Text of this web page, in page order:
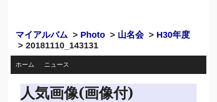
マイアルバム > Photo > 山名会> H30年度
> 20181110_143131
ホーム ニュース
人気画像(画像付)